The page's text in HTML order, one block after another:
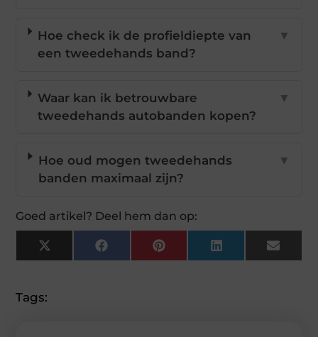
Hoe check ik de profieldiepte van
een tweedehands band?
▼
Waar kan ik betrouwbare
tweedehands autobanden kopen?
▼
Hoe oud mogen tweedehands
banden maximaal zijn?
▼
Goed artikel? Deel hem dan op:
X
(Twitter)
FacebookPinterestLinkedInEmail
Tags: